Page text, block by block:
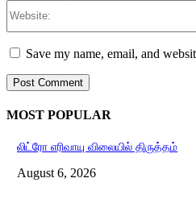
Save my name, email, and
MOST POPULAR
லிட்ரோ எரிவாயு விலையில் திருத்தம்
August 6, 2026